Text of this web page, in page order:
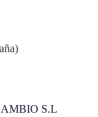
S.L